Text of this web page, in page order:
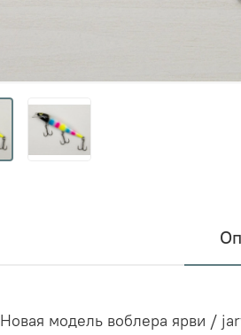
Новая модель воблера ярви /